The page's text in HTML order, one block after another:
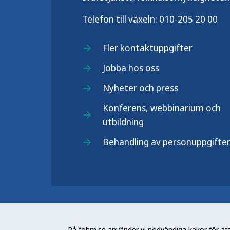
Telefon till växeln: 010-205 20 00
Fler kontaktuppgifter
Jobba hos oss
Nyheter och press
Konferens, webbinarium och
utbildning
Behandling av personuppgifter
arbetar för en bättre folkhälsa.